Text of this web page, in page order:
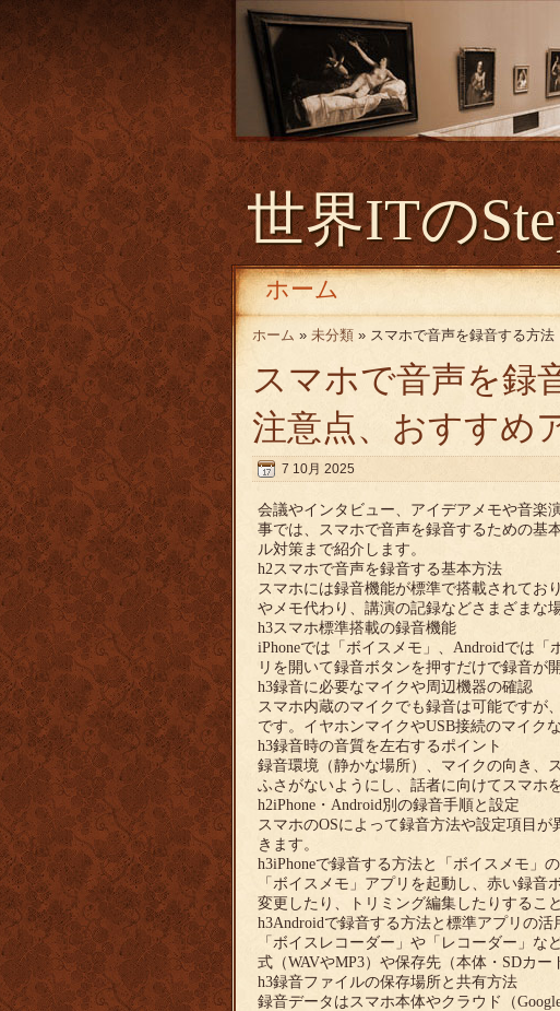
世界ITの
ホーム
ホーム » 未分類 » スマホで音声を録音する方
スマホで音声を録
注意点、おすすめ
7 10月 2025
会議やインタビュー、アイデアメモや音楽
事では、スマホで音声を録音するための基
ル対策まで紹介します。
h2スマホで音声を録音する基本方法
スマホには録音機能が標準で搭載されてお
やメモ代わり、講演の記録などさまざまな
h3スマホ標準搭載の録音機能
iPhoneでは「ボイスメモ」、Androidでは
リを開いて録音ボタンを押すだけで録音が
h3録音に必要なマイクや周辺機器の確認
スマホ内蔵のマイクでも録音は可能ですが
です。イヤホンマイクやUSB接続のマイク
h3録音時の音質を左右するポイント
録音環境（静かな場所）、マイクの向き、
ふさがないようにし、話者に向けてスマホ
h2iPhone・Android別の録音手順と設定
スマホのOSによって録音方法や設定項目
きます。
h3iPhoneで録音する方法と「ボイスメモ」
「ボイスメモ」アプリを起動し、赤い録
変更したり、トリミング編集したりするこ
h3Androidで録音する方法と標準アプリの活
「ボイスレコーダー」や「レコーダー」
式（WAVやMP3）や保存先（本体・SDカー
h3録音ファイルの保存場所と共有方法
録音データはスマホ本体やクラウド（